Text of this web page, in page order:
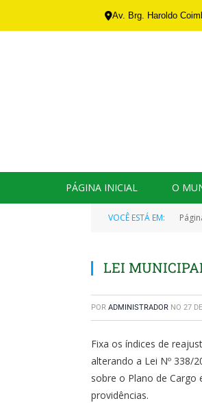
Av. Brg. Haroldo
PÁGINA INICIAL O
VOCÊ ESTÁ EM:
LEI
POR ADMINISTRADOR NO 27
Fixa os índices de
alterando a Lei Nº 338/
sobre o Plano de Cargo
providências.